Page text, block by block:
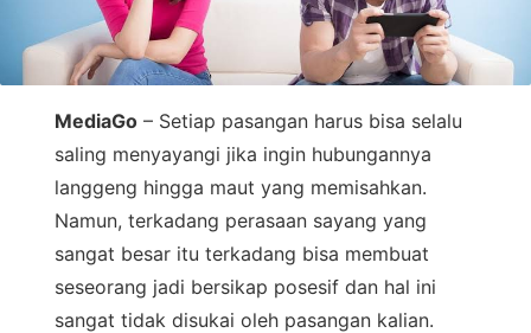
MediaGo – Setiap pasangan harus bisa selalu
saling menyayangi jika ingin hubungannya
langgeng hingga maut yang memisahkan.
Namun, terkadang perasaan sayang yang
sangat besar itu terkadang bisa membuat
seseorang jadi bersikap posesif dan hal ini
sangat tidak disukai oleh pasangan kalian.